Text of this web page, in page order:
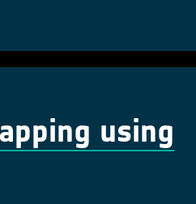
using